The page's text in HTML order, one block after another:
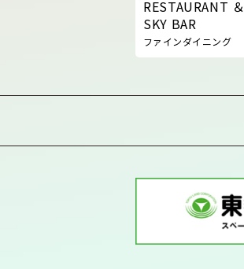
RESTAURANT ＆
SKY BAR
ファインダイニング